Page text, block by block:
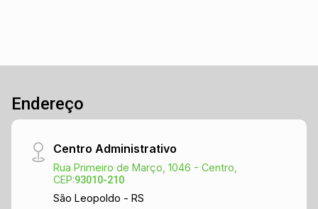
Endereço
Centro Administrativo
Rua Primeiro de Março, 1046 - Centro,
CEP:93010-210
São Leopoldo - RS